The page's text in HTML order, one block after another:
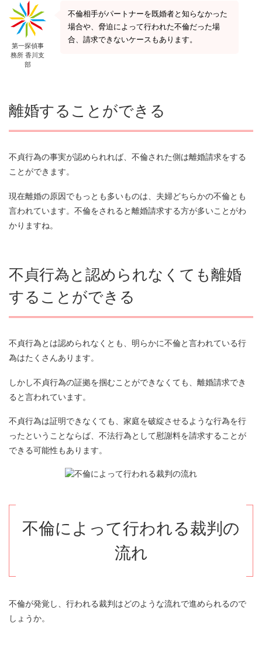
第一探偵事
務所 香川支
部
不倫相手がパートナーを既婚者と知らなかった
場合や、脅迫によって行われた不倫だった場
合、請求できないケースもあります。
離婚することができる
不貞行為の事実が認められれば、不倫された側は離婚請求をする
ことができます。
現在離婚の原因でもっとも多いものは、夫婦どちらかの不倫とも
言われています。不倫をされると離婚請求する方が多いことがわ
かりますね。
不貞行為と認められなくても離婚
することができる
不貞行為とは認められなくとも、明らかに不倫と言われている行
為はたくさんあります。
しかし不貞行為の証拠を掴むことができなくても、離婚請求でき
ると言われています。
不貞行為は証明できなくても、家庭を破綻させるような行為を行
ったということならば、不法行為として慰謝料を請求することが
できる可能性もあります。
不倫によって行われる裁判の
流れ
不倫が発覚し、行われる裁判はどのような流れで進められるので
しょうか。